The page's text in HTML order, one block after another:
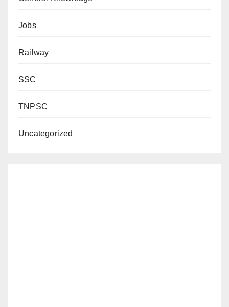
Jobs
Railway
SSC
TNPSC
Uncategorized